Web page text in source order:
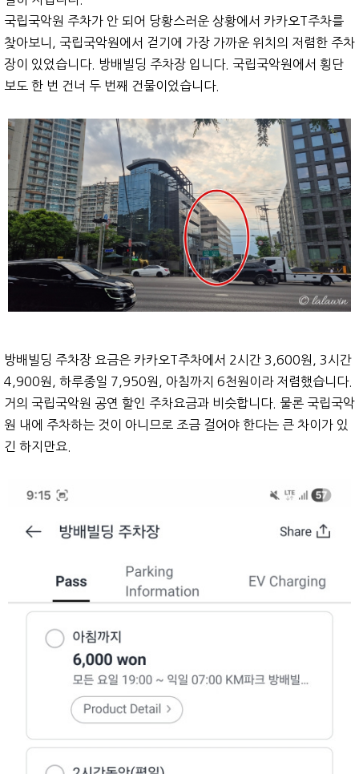
국립국악원 주차가 안 되어 당황스러운 상황에서 카카오T주차를
찾아보니, 국립국악원에서 걷기에 가장 가까운 위치의 저렴한 주차
장이 있었습니다. 방배빌딩 주차장 입니다. 국립국악원에서 횡단
보도 한 번 건너 두 번째 건물이었습니다.
방배빌딩 주차장 요금은 카카오T주차에서 2시간 3,600원, 3시간
4,900원, 하루종일 7,950원, 아침까지 6천원이라 저렴했습니다.
거의 국립국악원 공연 할인 주차요금과 비슷합니다. 물론 국립국악
원 내에 주차하는 것이 아니므로 조금 걸어야 한다는 큰 차이가 있
긴 하지만요.